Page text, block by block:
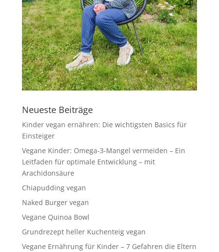
Neueste Beiträge
Kinder vegan ernähren: Die wichtigsten Basics für
Einsteiger
Vegane Kinder: Omega-3-Mangel vermeiden – Ein
Leitfaden für optimale Entwicklung – mit
Arachidonsäure
Chiapudding vegan
Naked Burger vegan
Vegane Quinoa Bowl
Grundrezept heller Kuchenteig vegan
Vegane Ernährung für Kinder – 7 Gefahren die Eltern